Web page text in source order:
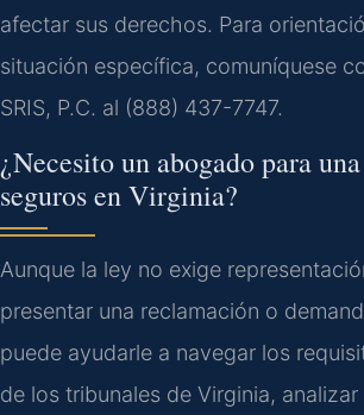
afectar sus derechos. Para
situación específica, comuníquese
SRIS, P.C. al (888) 437-7747.
¿Necesito un abogado para
seguros en Virginia?
Aunque la ley no exige
presentar una reclamación o
puede ayudarle a navegar los
de los tribunales de Virginia,